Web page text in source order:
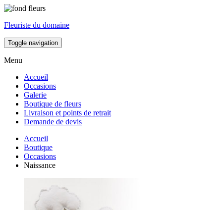
Fleuriste du domaine
Toggle navigation
Menu
Accueil
Occasions
Galerie
Boutique de fleurs
Livraison et points de retrait
Demande de devis
Accueil
Boutique
Occasions
Naissance